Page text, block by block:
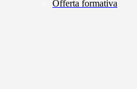
Offerta formativa